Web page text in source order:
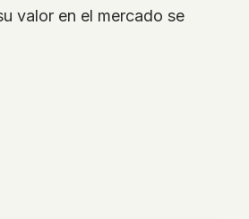
valor en el mercado se